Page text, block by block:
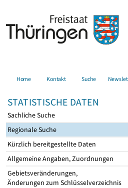
Home Kontakt Suche
STATISTISCHE DATEN
Sachliche Suche
Regionale Suche
Kürzlich bereitgestellte Daten
Allgemeine Angaben, Zuordnungen
Gebietsveränderungen,
Änderungen zum Schlüsselverzeichnis